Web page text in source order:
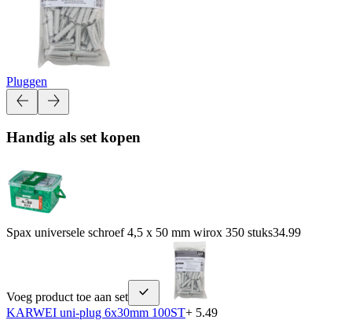
Pluggen
Handig als set kopen
Spax universele schroef 4,5 x 50 mm wirox 350 stuks34.99
Voeg product toe aan set
KARWEI uni-plug 6x30mm 100ST+ 5.49